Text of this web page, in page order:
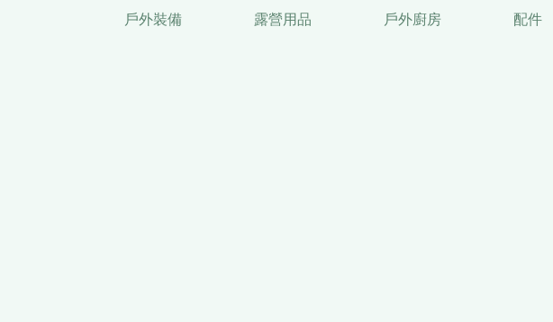
戶外裝備
露營用品 戶外廚房 配件